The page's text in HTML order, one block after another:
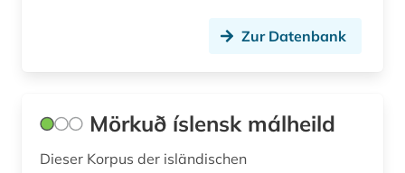
Zur Datenbank
Mörkuð íslensk málheild
Dieser Korpus der isländischen